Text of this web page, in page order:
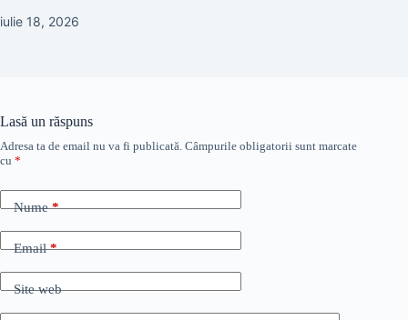
iulie 18, 2026
Lasă un răspuns
Adresa ta de email nu va fi publicată. Câmpurile obligatorii sunt marcate
cu *
Nume*
Email*
Site web